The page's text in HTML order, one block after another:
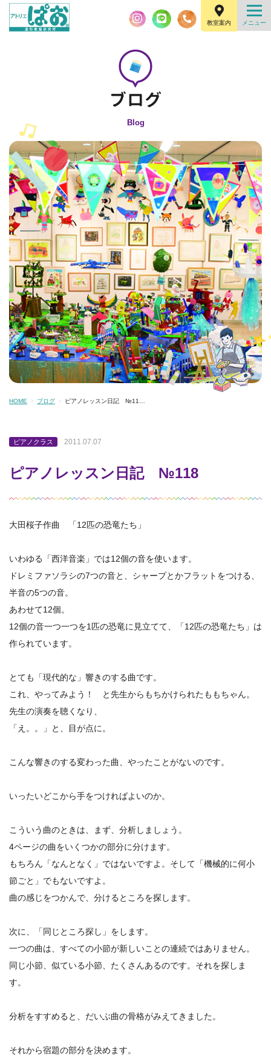
教室案内
Blog
HOME ブログ ピアノレッスン日記 №11…
ピアノクラス 2011.07.07
ピアノレッスン日記 №118
大田桜子作曲 「12匹の恐竜たち」
いわゆる「西洋音楽」では12個の音を使います。
ドレミファソラシの7つの音と、シャープとかフラットをつける、
半音の5つの音。
あわせて12個。
12個の音一つ一つを1匹の恐竜に見立てて、「12匹の恐竜たち」は
作られています。
とても「現代的な」響きのする曲です。
これ、やってみよう！ と先生からもちかけられたももちゃん。
先生の演奏を聴くなり、
「え。。」と、目が点に。
こんな響きのする変わった曲、やったことがないのです。
いったいどこから手をつければよいのか。
こういう曲のときは、まず、分析しましょう。
4ページの曲をいくつかの部分に分けます。
もちろん「なんとなく」ではないですよ。そして「機械的に何小
節ごと」でもないですよ。
曲の感じをつかんで、分けるところを探します。
次に、「同じところ探し」をします。
一つの曲は、すべての小節が新しいことの連続ではありません。
同じ小節、似ている小節、たくさんあるのです。それを探しま
す。
分析をすすめると、だいぶ曲の骨格がみえてきました。
それから宿題の部分を決めます。